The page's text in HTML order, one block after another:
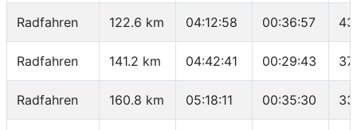
Radfahren 122.6 km 04:12:58 00:36:57
Radfahren 141.2 km 04:42:41 00:29:43
Radfahren 160.8 km 05:18:11 00:35:30